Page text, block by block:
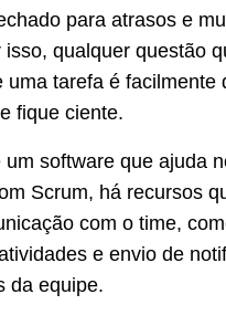
para atrasos e
isso, qualquer questão
uma tarefa é facilmente
fique ciente.
um software que ajuda
Scrum, há recursos
com o time,
e envio de
da equipe.